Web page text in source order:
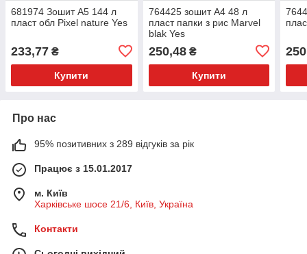
681974 Зошит А5 144 л
пласт обл Pixel nature Yes
233,77 ₴
Купити
764425 зошит А4 48 л
пласт папки з рис Marvel
blak Yes
250,48₴
Купити
Про нас
95% позитивних з 289 відгуків за рік
Працює з 15.01.2017
м. Київ
Харківське шосе 21/6, Київ, Україна
Контакти